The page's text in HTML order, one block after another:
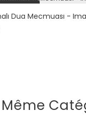
en stock
Dua Mecmuası -